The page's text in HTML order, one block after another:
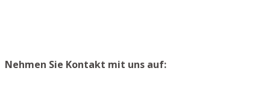
Nehmen Sie Kontakt mit uns auf: